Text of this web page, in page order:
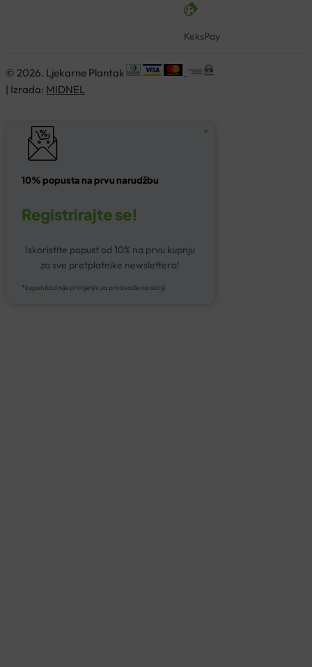
KeksPay
© 2026. Ljekarne Plantak
| Izrada: MIDNEL
10% popusta na prvu narudžbu
Registrirajte se!
Iskoristite popust od 10% na prvu kupnju
za sve pretplatnike newslettera!
*kupon kod nije primjenjiv za proizvode na akciji